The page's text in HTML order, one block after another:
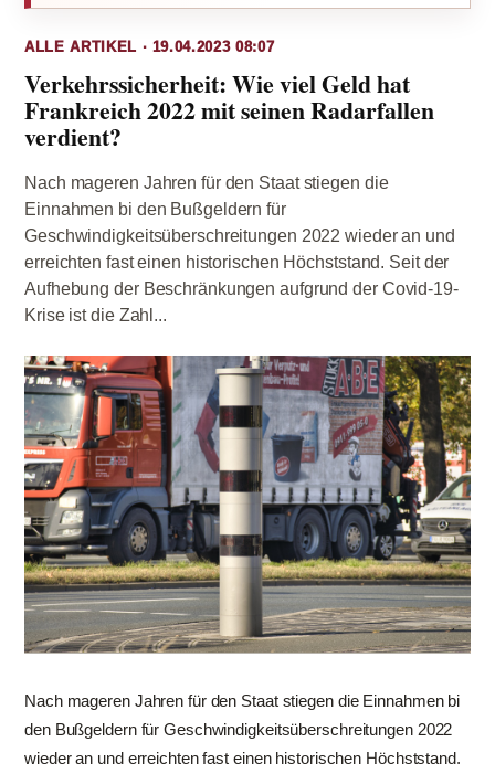
ALLE ARTIKEL · 19.04.2023 08:07
Verkehrssicherheit: Wie viel Geld hat
Frankreich 2022 mit seinen Radarfallen
verdient?
Nach mageren Jahren für den Staat stiegen die
Einnahmen bi den Bußgeldern für
Geschwindigkeitsüberschreitungen 2022 wieder an und
erreichten fast einen historischen Höchststand. Seit der
Aufhebung der Beschränkungen aufgrund der Covid-19-
Krise ist die Zahl...
Nach mageren Jahren für den Staat stiegen die Einnahmen bi
den Bußgeldern für Geschwindigkeitsüberschreitungen 2022
wieder an und erreichten fast einen historischen Höchststand.